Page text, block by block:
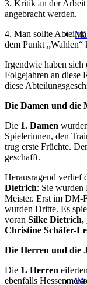
3. Kritik an der Arbeit
angebracht werden.
4. Man sollte
dem Punkt „Wahlen“
Irgendwie haben
Folgejahren an diese
diese
Die Damen und die
Die 1. Damen
Spielerinnen, den
trug erste Früchte.
geschafft.
Herausragend verlief
Dietrich: Sie wurden
Meister. Erst im DM-
wurden Dritte. Es
voran Silke Dietrich,
Christine Schäfer-
Die Herren und die
Die 1. Herren
ebenfalls